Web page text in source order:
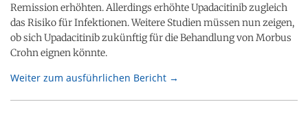
Remission erhöhten. Allerdings erhöhte Upadacitinib zugleich
das Risiko für Infektionen. Weitere Studien müssen nun zeigen,
ob sich Upadacitinib zukünftig für die Behandlung von Morbus
Crohn eignen könnte.
Weiter zum ausführlichen Bericht →